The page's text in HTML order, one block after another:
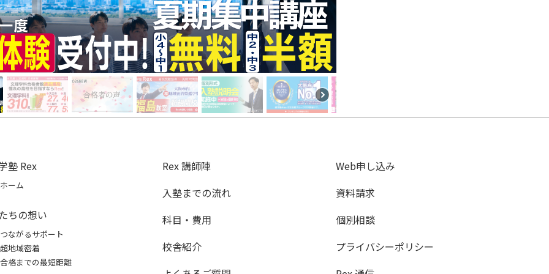
塾 Rex
ホーム
ちの想い
つながるサポート
超地域密着
合格までの最短距離
Rex 講師陣
入塾までの流れ
科目・費用
校舎紹介
Web申し込み
資料請求
個別相談
プライバシーポリシー